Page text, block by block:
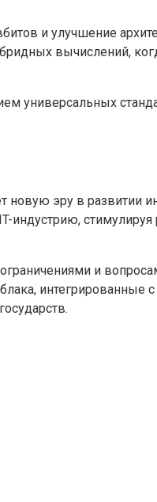
и улучшение
вычислений,
универсальных
эру в развитии
и
интегрированные